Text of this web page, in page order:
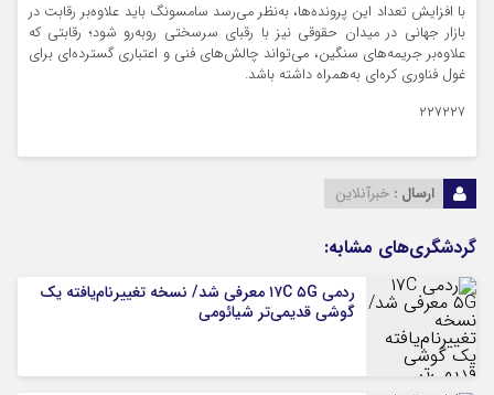
با افزایش تعداد این پرونده‌ها، به‌نظر می‌رسد سامسونگ باید علاوه‌بر رقابت در
بازار جهانی در میدان حقوقی نیز با رقبای سرسختی روبه‌رو شود؛ رقابتی که
علاوه‌بر جریمه‌های سنگین، می‌تواند چالش‌های فنی و اعتباری گسترده‌ای برای
غول فناوری کره‌ای به‌همراه داشته باشد.
۲۲۷۲۲۷
ارسال : خبرآنلاین
گردشگری‌های مشابه:
ردمی ۱۷C ۵G معرفی شد/ نسخه تغییرنام‌یافته یک
گوشی قدیمی‌تر شیائومی